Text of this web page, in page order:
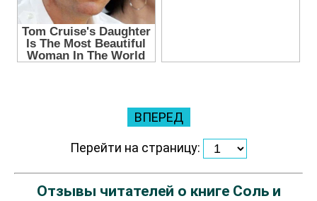
ВПЕРЕД
Перейти на страницу:
Отзывы читателей о книге Соль и